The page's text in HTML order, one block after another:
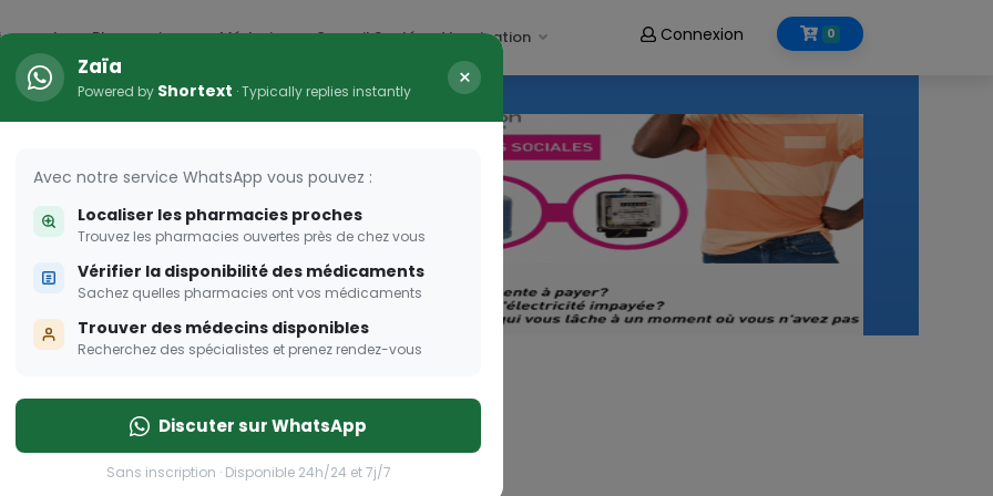
Pharmacies Médecins Conseil Santé Vaccination 0
Connexion
Dream
à pique!
Zaïa
Powered by Shortext · Typically replies instantly ×
Avec notre service WhatsApp vous pouvez :
Localiser les pharmacies proches
Trouvez les pharmacies ouvertes près de chez vous
Vérifier la disponibilité des médicaments
Sachez quelles pharmacies ont vos médicaments
Trouver des médecins disponibles
Recherchez des spécialistes et prenez rendez-vous
Discuter sur WhatsApp
Sans inscription · Disponible 24h/24 et 7j/7